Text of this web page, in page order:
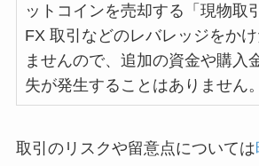
ットコインを売却する「現物取
FX 取引などのレバレッジをか
ませんので、追加の資金や購入
失が発生することはありません。
取引のリスクや留意点については